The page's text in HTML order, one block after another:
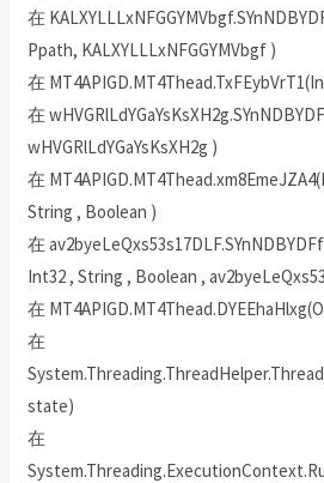
在
Ppath, KALXYLLLxNFGGYMVbgf )
在
在
wHVGRlLdYGaYsKsXH2g )
在
String , Boolean )
在
Int32 , String , Boolean ,
在
在
state)
在